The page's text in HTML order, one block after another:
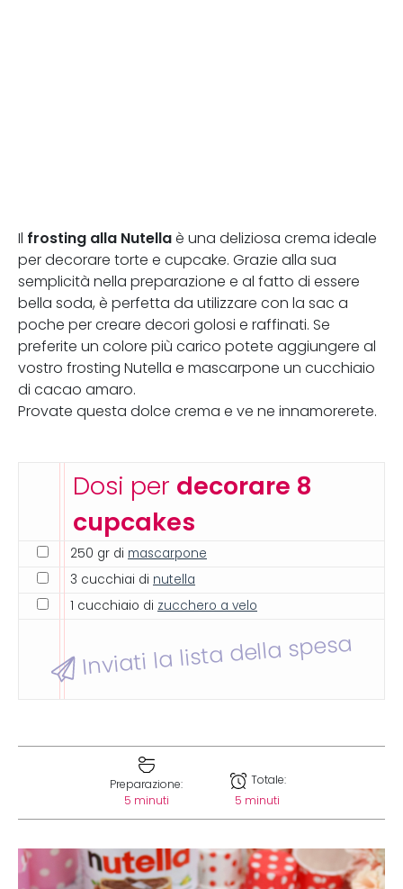
Il frosting alla Nutella è una deliziosa crema ideale
per decorare torte e cupcake. Grazie alla sua
semplicità nella preparazione e al fatto di essere
bella soda, è perfetta da utilizzare con la sac a
poche per creare decori golosi e raffinati. Se
preferite un colore più carico potete aggiungere al
vostro frosting Nutella e mascarpone un cucchiaio
di cacao amaro.
Provate questa dolce crema e ve ne innamorerete.
Dosi per decorare 8
cupcakes
250 gr di mascarpone
3 cucchiai di nutella
1 cucchiaio di zucchero a velo
Inviati la lista della spesa
Preparazione:
5 minuti
Totale:
5 minuti